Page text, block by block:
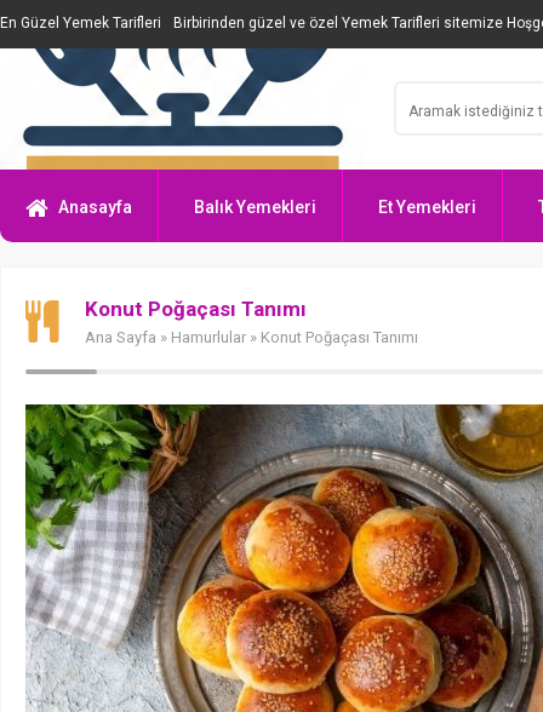
En Güzel Yemek Tarifleri Birbirinden güzel ve özel Yemek Tarifleri sitemize
Anasayfa Balık Yemekleri Et Yemekleri
Konut Poğaçası Tanımı
Ana Sayfa » Hamurlular » Konut Poğaçası Tanımı